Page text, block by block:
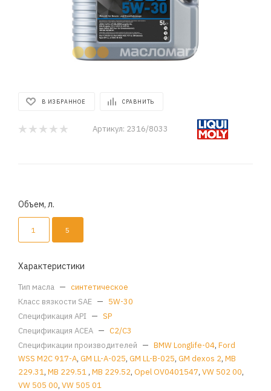
В ИЗБРАННОЕ СРАВНИТЬ
Артикул: 2316/8033
Объем, л.
1 5
Характеристики
Тип масла — синтетическое
Класс вязкости SAE — 5W-30
Спецификация API — SP
Спецификация ACEA — C2/C3
Спецификации производителей — BMW Longlife-04, Ford
WSS M2C 917-A, GM LL-A-025, GM LL-B-025, GM dexos 2, MB
229.31, MB 229.51, MB 229.52, Opel OV0401547, VW 502 00,
VW 505 00, VW 505 01